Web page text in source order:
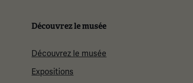
Découvrez le musée
Découvrez le musée
Expositions